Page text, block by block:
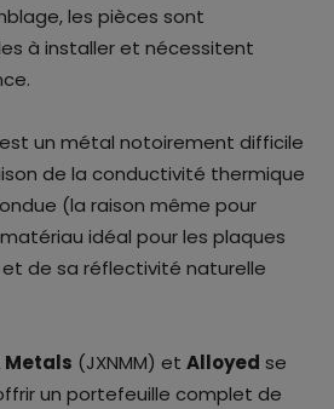
les pièces sont
à installer et nécessitent
est un métal notoirement difficile
de la conductivité thermique
(la raison même pour
matériau idéal pour les plaques
de sa réflectivité naturelle
Metals (JXNMM) et Alloyed se
un portefeuille complet de